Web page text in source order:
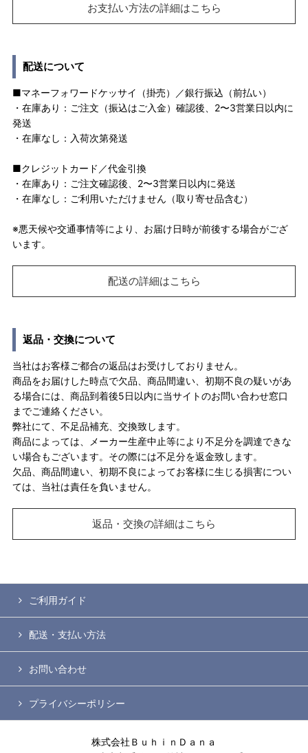
お支払い方法の詳細はこちら
配送について
■マネーフォワードケッサイ（掛売）／銀行振込（前払い）
・在庫あり：ご注文（振込はご入金）確認後、2〜3営業日以内に
発送
・在庫なし：入荷次第発送
■クレジットカード／代金引換
・在庫あり：ご注文確認後、2〜3営業日以内に発送
・在庫なし：ご利用いただけません（取り寄せ品含む）
※悪天候や交通事情等により、お届け日時が前後する場合がござ
います。
配送の詳細はこちら
返品・交換について
当社はお客様ご都合の返品はお受けしておりません。
商品をお届けした時点で欠品、商品間違い、初期不良の疑いがあ
る場合には、商品到着後5日以内に当サイトのお問い合わせ窓口
までご連絡ください。
弊社にて、不足品補充、交換致します。
商品によっては、メーカー生産中止等により不足分を調達できな
い場合もございます。その際には不足分を返金致します。
欠品、商品間違い、初期不良によってお客様に生じる損害につい
ては、当社は責任を負いません。
返品・交換の詳細はこちら
ご利用ガイド
配送・支払い方法
お問い合わせ
プライバシーポリシー
株式会社ＢｕｈｉｎＤａｎａ